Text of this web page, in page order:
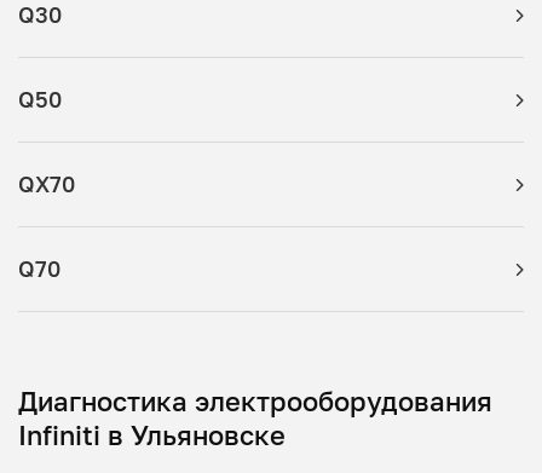
Q30
Q50
QX70
Q70
Диагностика электрооборудования
Infiniti в Ульяновске